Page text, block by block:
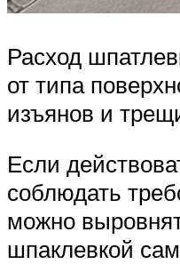
Расход
от типа
изъянов и
Если
соблюдать
можно
шпаклевкой